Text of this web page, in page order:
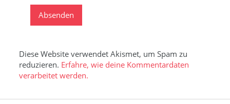
Diese Website verwendet Akismet, um Spam zu
reduzieren. Erfahre, wie deine Kommentardaten
verarbeitet werden.